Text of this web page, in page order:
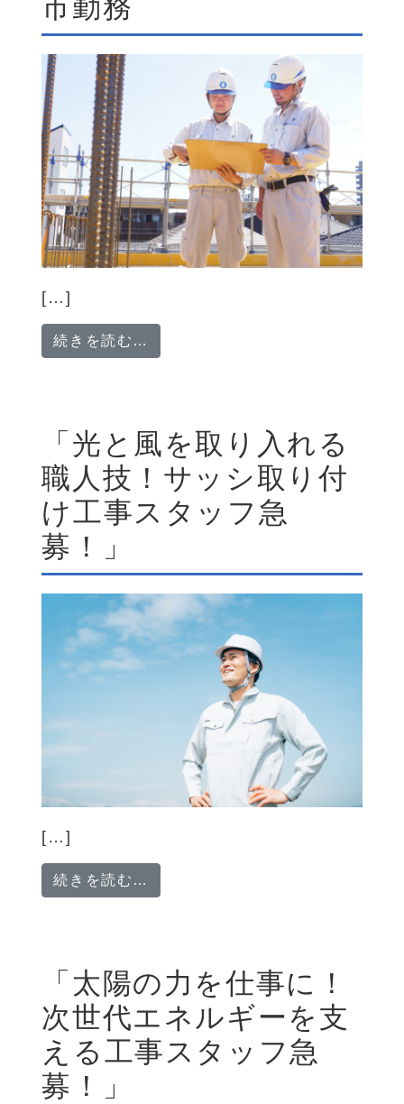
市勤務
[…]
続きを読む…
「光と風を取り入れる
職人技！サッシ取り付
け工事スタッフ急
募！」
[…]
続きを読む…
「太陽の力を仕事に！
次世代エネルギーを支
える工事スタッフ急
募！」